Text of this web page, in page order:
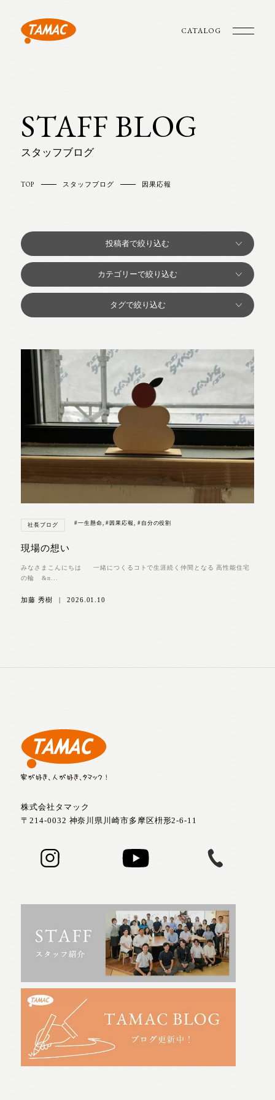
CATALOG
STAFF BLOG
スタッフブログ
TOP スタッフブログ 因果応報
社長ブログ #一生懸命,#因果応報 , #自分の役割
現場の想い
みなさまこんにちは 一緒につくるコトで生涯続く仲間となる 高性能住宅
の輪 &n...
加藤 秀樹 2026.01.10
株式会社タマック
〒214-0032 神奈川県川崎市多摩区枡形2-6-11